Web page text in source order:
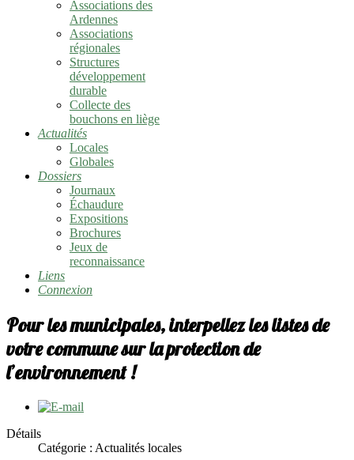
Associations des
Ardennes
Associations
régionales
Structures
développement
durable
Collecte des
bouchons en liège
Actualités
Locales
Globales
Dossiers
Journaux
Échaudure
Expositions
Brochures
Jeux de
reconnaissance
Liens
Connexion
Pour les municipales, interpellez les listes de
votre commune sur la protection de
l’environnement !
Détails
Catégorie : Actualités locales